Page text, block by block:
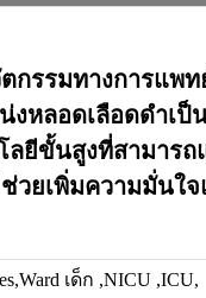
ตกรรมทางการแพ
หลอดเลือดดำเป็
ยีขั้นสูงที่สามารถ
วยเพิ่มความมั่นใ
,Ward เด็ก ,NICU ,ICU,